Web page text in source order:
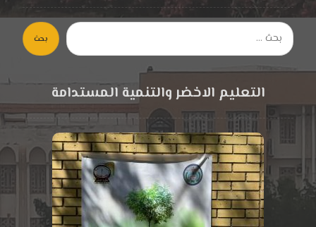
بحث
التعليم الاخضر والتنمية المستدامة